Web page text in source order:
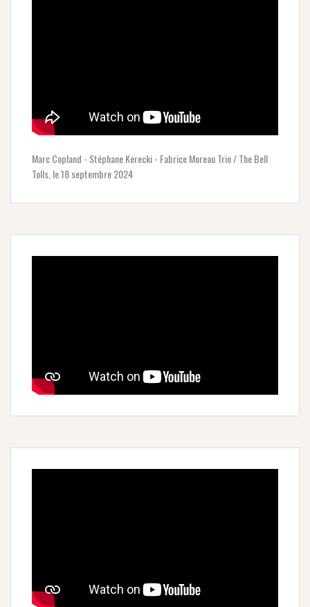
Marc Copland - Stéphane Kerecki - Fabrice Moreau Trio / The Bell
Tolls, le 18 septembre 2024